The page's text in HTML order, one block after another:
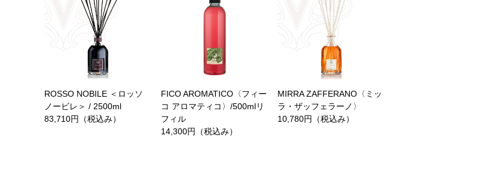
ROSSO NOBILE ＜ロッソ
ノービレ＞ / 2500ml
83,710円（税込み）
FICO AROMATICO〈フィー
コ アロマティコ〉/500mlリ
フィル
14,300円（税込み）
MIRRA ZAFFERANO〈ミッ
ラ・ザッフェラーノ〉
10,780円（税込み）